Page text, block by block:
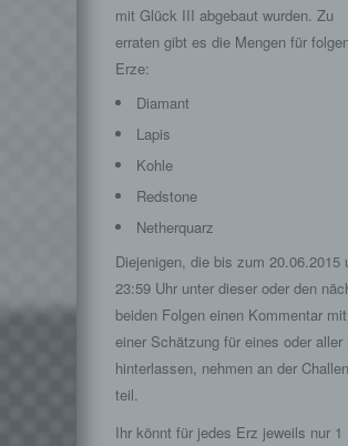
mit Glück III abgebaut wurden. Zu
erraten gibt es die Mengen für
Erze:
Diamant
Lapis
Kohle
Redstone
Netherquarz
Diejenigen, die bis zum 20.06.2015
23:59 Uhr unter dieser oder den
beiden Folgen einen Kommentar mit
einer Schätzung für eines oder aller
hinterlassen, nehmen an der
teil.
Ihr könnt für jedes Erz jeweils nur 1